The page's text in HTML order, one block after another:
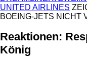
UNITED AIRLINES
BOEING-JETS NICHT
Reaktionen:
König